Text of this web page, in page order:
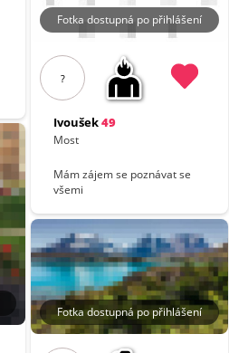
Fotka dostupná po přihlášení
?
Ivoušek49
Most
Mám zájem se poznávat se
všemi
Fotka dostupná po přihlášení